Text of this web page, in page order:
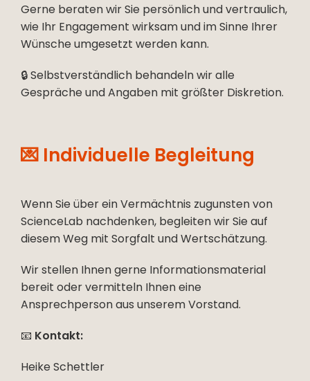
Gerne beraten wir Sie persönlich und vertraulich,
wie Ihr Engagement wirksam und im Sinne Ihrer
Wünsche umgesetzt werden kann.
🔒 Selbstverständlich behandeln wir alle
Gespräche und Angaben mit größter Diskretion.
💌 Individuelle Begleitung
Wenn Sie über ein Vermächtnis zugunsten von
ScienceLab nachdenken, begleiten wir Sie auf
diesem Weg mit Sorgfalt und Wertschätzung.
Wir stellen Ihnen gerne Informationsmaterial
bereit oder vermitteln Ihnen eine
Ansprechperson aus unserem Vorstand.
📧 Kontakt:
Heike Schettler